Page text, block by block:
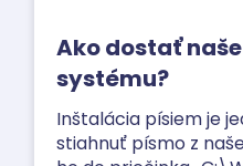
Ako dostať
systému?
Inštalácia písiem je
stiahnuť písmo z